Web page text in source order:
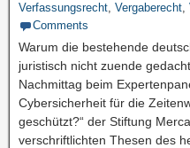
Verfassungsrecht, Vergaberecht,
Comments
Warum die bestehende
juristisch nicht zuende
Nachmittag beim
Cybersicherheit für die
geschützt?“ der Stiftung
verschriftlichten Thesen des